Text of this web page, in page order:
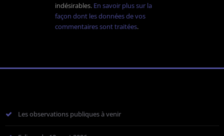
indésirables. En savoir plus sur la
façon dont les données de vos
commentaires sont traitées.
Les observations publiques à venir